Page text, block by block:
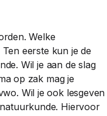
Welke
eerste kun je de
Wil je aan de slag
op zak mag je
Wil je ook lesgeven
Hiervoor